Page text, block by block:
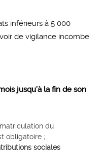
inférieurs à 5 000
de vigilance incombe
jusqu’à la fin de son
du
obligatoire ;
sociales